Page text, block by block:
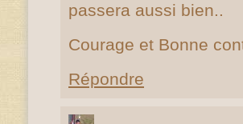
passera aussi bien..
Courage et Bonne
Répondre